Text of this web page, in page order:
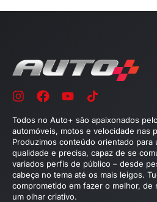
Todos no Auto+ são apaixonados
automóveis, motos e velocidade nas
Produzimos conteúdo orientado para
qualidade e precisa, capaz de se
variados perfis de público – desde
cabeça no tema até os mais leigos.
comprometido em fazer o melhor, de
um olhar criativo.